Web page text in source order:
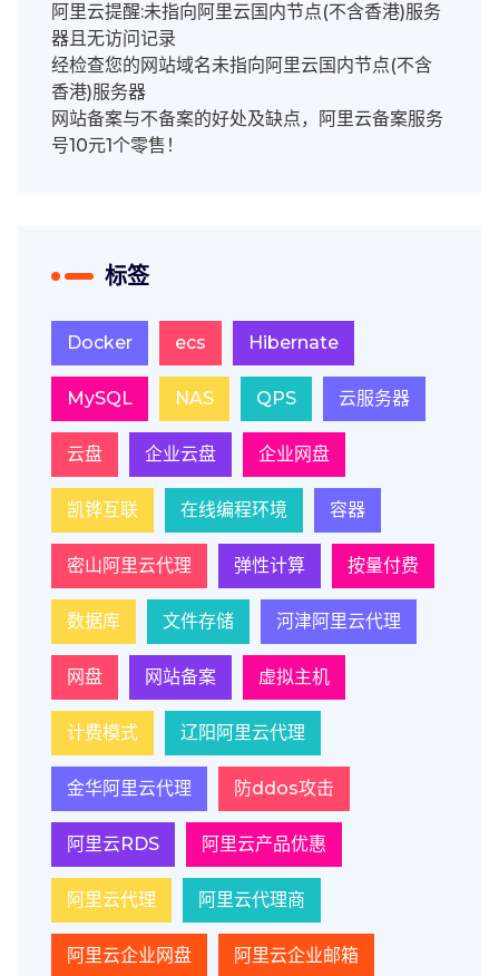
阿里云提醒:未指向阿里云国内节点(不含香港)服务
器且无访问记录
经检查您的网站域名未指向阿里云国内节点(不含
香港)服务器
网站备案与不备案的好处及缺点，阿里云备案服务
号10元1个零售！
标签
Docker ecs Hibernate
MySQL NAS QPS 云服务器
云盘 企业云盘 企业网盘
凯铧互联 在线编程环境 容器
密山阿里云代理 弹性计算 按量付费
数据库 文件存储 河津阿里云代理
网盘 网站备案 虚拟主机
计费模式 辽阳阿里云代理
金华阿里云代理 防ddos攻击
阿里云RDS 阿里云产品优惠
阿里云代理 阿里云代理商
阿里云企业网盘 阿里云企业邮箱